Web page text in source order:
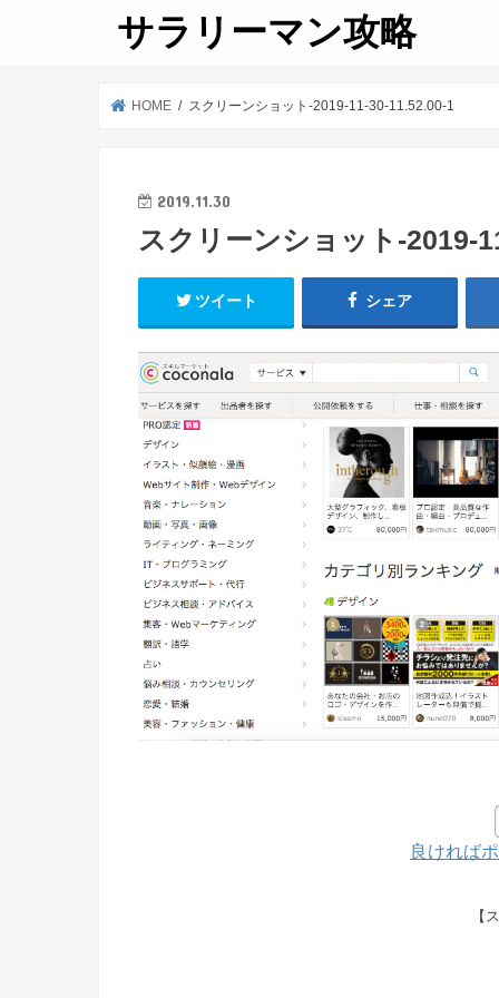
サラリーマン攻略
HOME スクリーンショット-2019-11-30-11.52.00-1
2019.11.30
スクリーンショット-2019-
ツイート シェア
良ければ
【